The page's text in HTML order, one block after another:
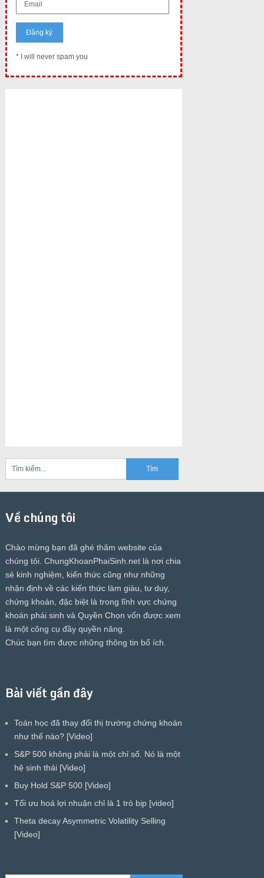
* I will never spam you
Về chúng tôi
Chào mừng bạn đã ghé thăm website của
chúng tôi. ChungKhoanPhaiSinh.netlà nơi chia
sẻ kinh nghiệm, kiến thức cũng như những
nhận định về các kiến thức làm giàu, tư duy,
chứng khoán, đặc biệt là trong lĩnh vực chứng
khoán phái sinh và Quyền Chọn vốn được xem
là một công cụ đầy quyền năng.
Chúc bạn tìm được những thông tin bổ ích.
Bài viết gần đây
Toán học đã thay đổi thị trường chứng khoán
như thế nào? [Video]
S&P 500 không phải là một chỉ số. Nó là một
hệ sinh thái [Video]
Buy Hold S&P 500 [Video]
Tối ưu hoá lợi nhuận chỉ là 1 trò bịp [video]
Theta decay Asymmetric Volatility Selling
[Video]